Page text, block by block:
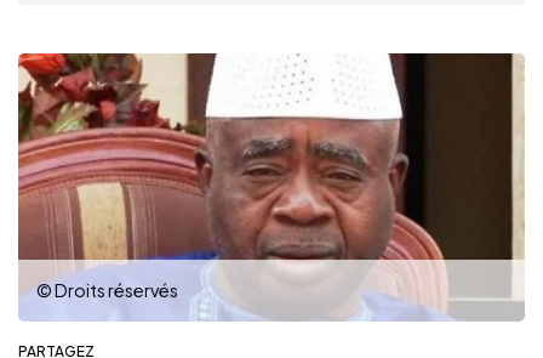
© Droits réservés
PARTAGEZ